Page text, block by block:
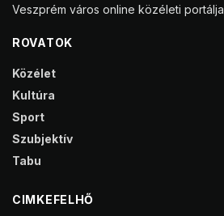
Veszprém város online közéleti portálja
ROVATOK
Közélet
Kultúra
Sport
Szubjektív
Tabu
CIMKEFELHŐ